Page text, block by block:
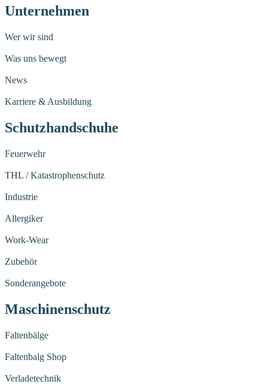
Unternehmen
Wer wir sind
Was uns bewegt
News
Karriere & Ausbildung
Schutzhandschuhe
Feuerwehr
THL / Katastrophenschutz
Industrie
Allergiker
Work-Wear
Zubehör
Sonderangebote
Maschinenschutz
Faltenbälge
Faltenbalg Shop
Verladetechnik